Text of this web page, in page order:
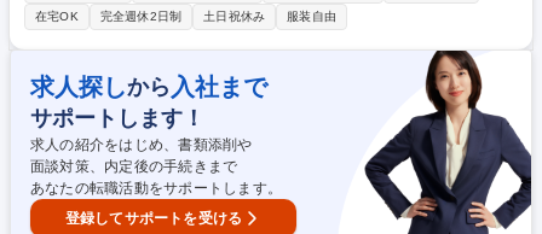
るため、粒度の高い情報を求職者に届けることができます。 【詳細】・求
職者との面談・ヒアリング（キャリアの希望、経験、スキルなどの確認）
・求職者の適性に合った求人情報の提供 ・履歴書・職務経歴書の作成サポ
ート ・選考進捗の管理・調整／入社前の準備 【変更の範囲】会社の定め
る業務 募集職種 【東京/キャリアアドバイザー】IT特化の人材会社/フレッ
クス＆週2回在宅勤務OK
在宅OK
完全週休2日制 土日祝休み 服装自由
求人探しから 入社まで
サポートします！
求人の紹介をはじめ、書類添削や
面談対策、内定後の手続きまで
あなたの転職活動をサポートします。
登録してサポートを受ける